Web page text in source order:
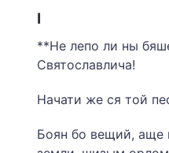
I
**Не лепо ли ны
Святославлича!
Начати же ся той
Боян бо вещий, аще